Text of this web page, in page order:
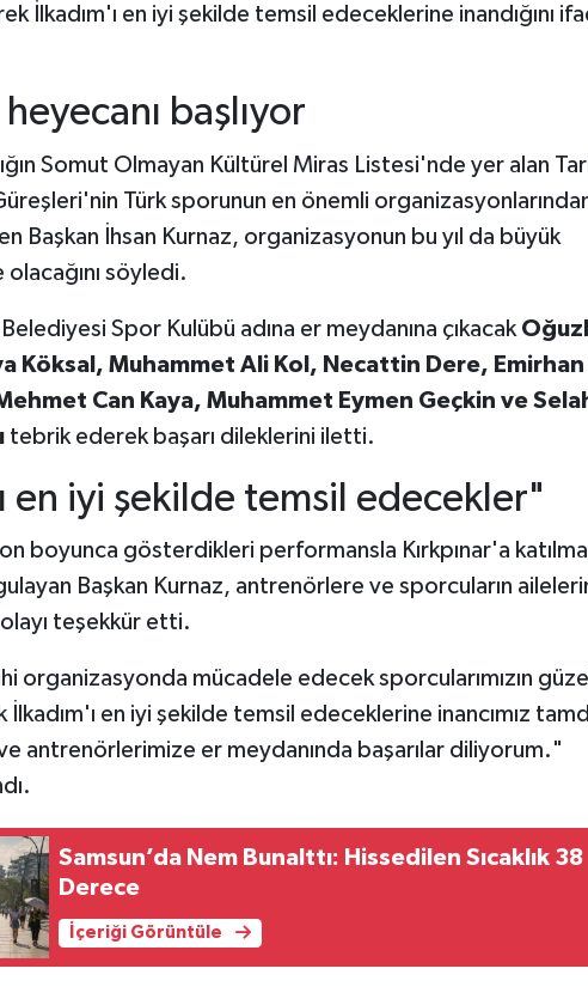
İlkadım'ı en iyi şekilde temsil edeceklerine inandığını
heyecanı başlıyor
Somut Olmayan Kültürel Miras Listesi'nde yer alan
Güreşleri'nin Türk sporunun en önemli
Başkan İhsan Kurnaz, organizasyonun bu yıl da büyük
olacağını söyledi.
Spor Kulübü adına er meydanına çıkacak
Köksal, Muhammet Ali Kol, Necattin Dere, Emirhan
Can Kaya, Muhammet Eymen Geçkin ve
tebrik ederek başarı dileklerini iletti.
en iyi şekilde temsil edecekler"
boyunca gösterdikleri performansla Kırkpınar'a
Başkan Kurnaz, antrenörlere ve sporcuların
teşekkür etti.
organizasyonda mücadele edecek sporcularımızın güzel
en iyi şekilde temsil edeceklerine inancımız
antrenörlerimize er meydanında başarılar diliyorum."
Samsun’da Nem Bunalttı: Hissedilen Sıcaklık 38
Derece
İçeriği Görüntüle